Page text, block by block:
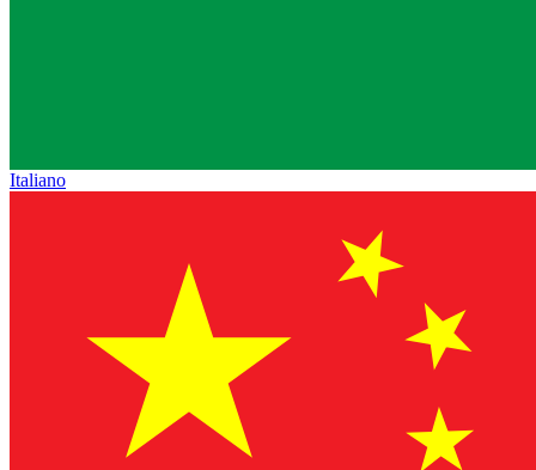
Italiano